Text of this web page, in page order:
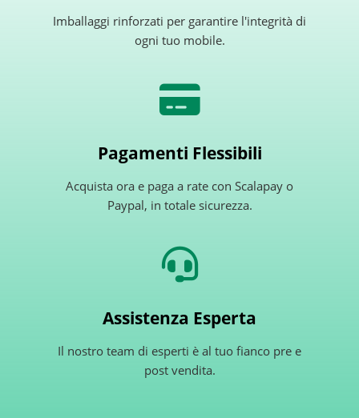
Imballaggi rinforzati per garantire l'integrità di
ogni tuo mobile.
Pagamenti Flessibili
Acquista ora e paga a rate con Scalapay o
Paypal, in totale sicurezza.
Assistenza Esperta
Il nostro team di esperti è al tuo fianco pre e
post vendita.